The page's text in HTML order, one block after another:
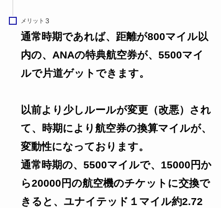
メリット
通常時期であれば、距離が800マイル以
内の、ANAの特典航空券が、5500マイ
ルで片道ゲットできます。
以前より少しルールが変更（改悪）され
て、時期により航空券の換算マイルが、
変動性になっております。
通常時期の、5500マイルで、15000円か
ら20000円の航空機のチケットに交換で
きると、ユナイテッド１マイル約2.72